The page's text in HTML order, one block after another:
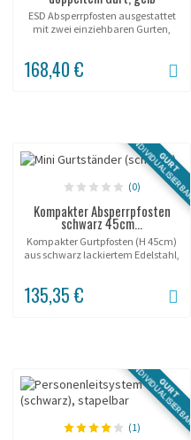
ESD Absperrpfosten ausgestattet
mit zwei einziehbaren Gurten,
168,40 €
GURT
INDIVIDUALISIERBAR
(0)
Kompakter Absperrpfosten
schwarz 45cm...
Kompakter Gurtpfosten (H 45cm)
aus schwarz lackiertem Edelstahl,
135,35 €
GURT
INDIVIDUALISIERBAR
(1)